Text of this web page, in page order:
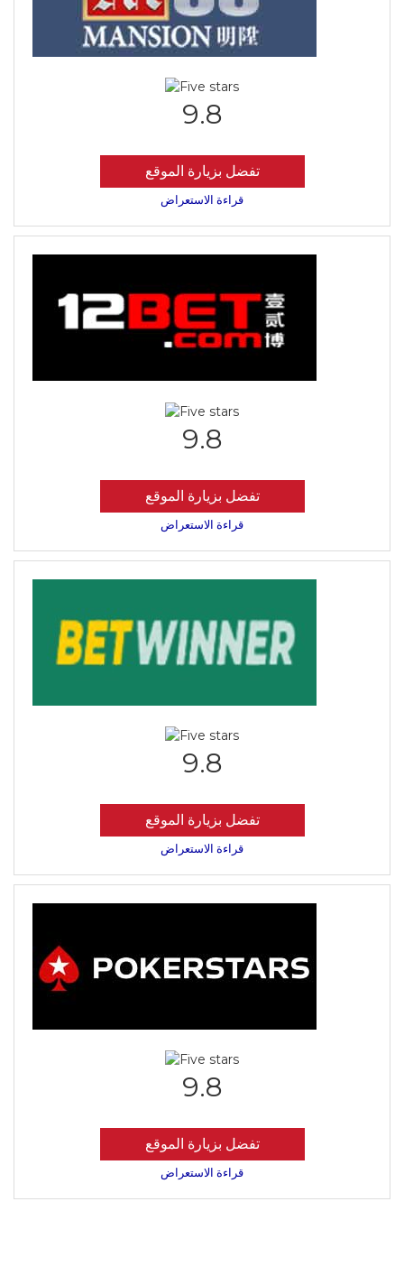
9.8
تفضل بزيارة الموقع
قراءة الاستعراض
9.8
تفضل بزيارة الموقع
قراءة الاستعراض
9.8
تفضل بزيارة الموقع
قراءة الاستعراض
9.8
تفضل بزيارة الموقع
قراءة الاستعراض